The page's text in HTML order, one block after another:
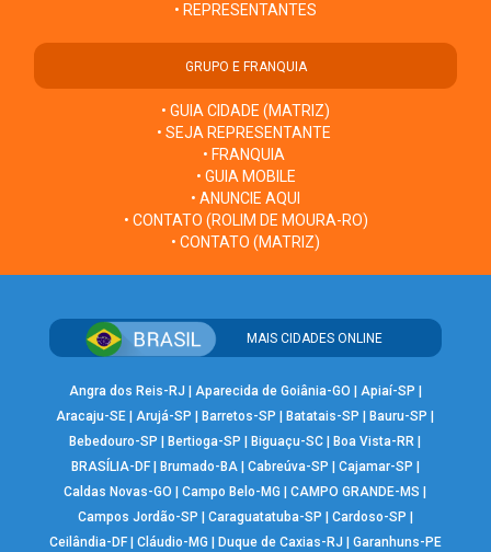
• REPRESENTANTES
GRUPO E FRANQUIA
• GUIA CIDADE (MATRIZ)
• SEJA REPRESENTANTE
• FRANQUIA
• GUIA MOBILE
• ANUNCIE AQUI
• CONTATO (ROLIM DE MOURA-RO)
• CONTATO (MATRIZ)
MAIS CIDADES ONLINE
Angra dos Reis-RJ Aparecida de Goiânia-GO Apiaí-SP
Aracaju-SE |Arujá-SP Barretos-SP Batatais-SP Bauru-SP
Bebedouro-SP
Bertioga-SP Biguaçu-SC Boa Vista-RR
BRASÍLIA-DF| Brumado-BA| Cabreúva-SP Cajamar-SP
Caldas Novas-GO
|Campo Belo-MG |CAMPO GRANDE-MS
Campos Jordão-SP
Caraguatatuba-SP Cardoso-SP
Ceilândia-DF| Cláudio-MG Duque de Caxias-RJ
Garanhuns-PE